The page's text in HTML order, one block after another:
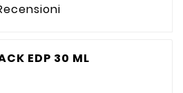
EDP 30 ML